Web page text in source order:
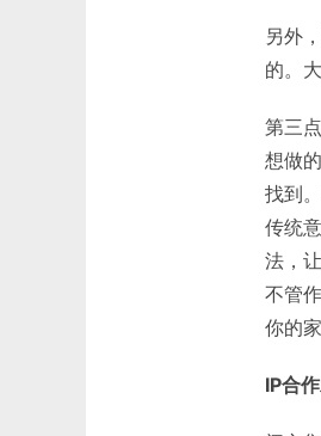
另外
的。
第三
想做
找到
传统
法，
不管
你的
IP合